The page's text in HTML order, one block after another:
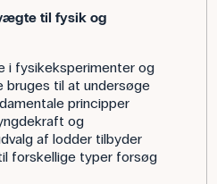
til fysik og
i fysikeksperimenter og
bruges til at undersøge
principper
og
af lodder tilbyder
forskellige typer forsøg